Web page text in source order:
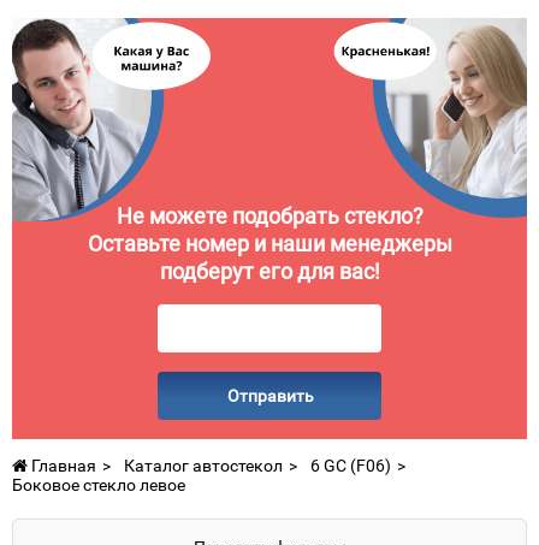
Не можете подобрать стекло?
Оставьте номер и наши менеджеры
подберут его для вас!
Отправить
Главная Каталог автостекол
6 GC (F06)
Боковое стекло левое